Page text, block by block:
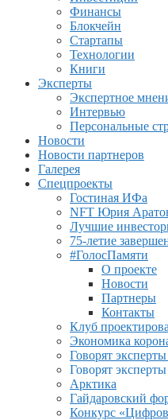
Финансы
Блокчейн
Стартапы
Технологии
Книги
Эксперты
Экспертное
Интервью
Персональные
Новости
Новости партнеров
Галерея
Спецпроекты
Гостиная ИФа
NFT Юрия
Лучшие
75-летие
#ГолосПамяти
О проекте
Новости
Партнеры
Контакты
Клуб
Экономика
Говорят
Говорят
Арктика
Гайдаровский
Конкурс